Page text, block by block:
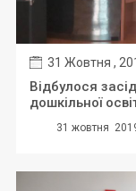
31 Жовтня ,
Відбулося
дошкільної
31 жовтня 2019